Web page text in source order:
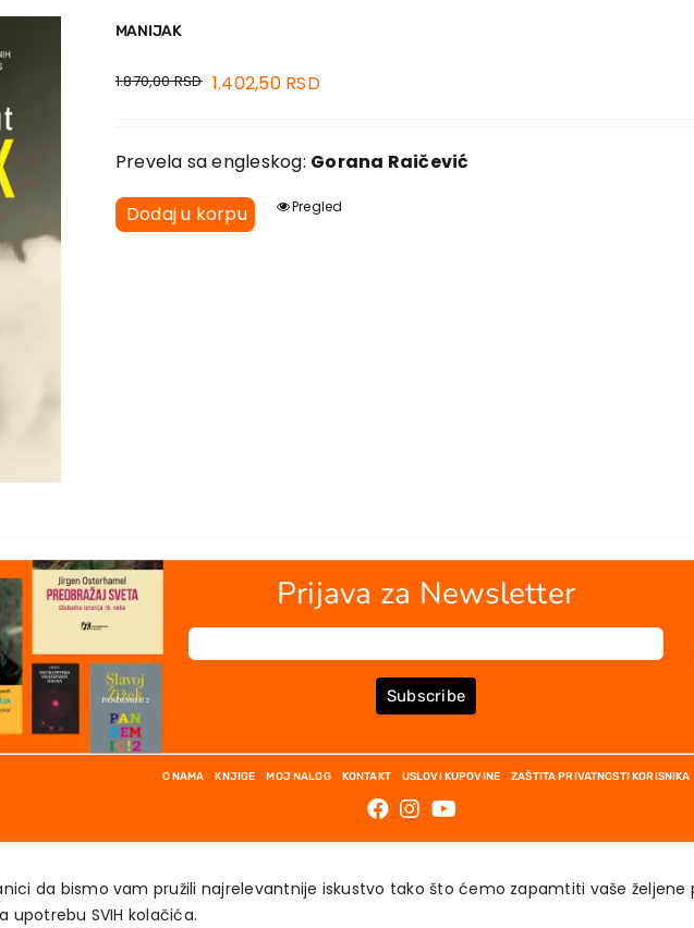
da bismo vam pružili najrelevantnije iskustvo tako što ćemo zapamtiti vaše željene
upotrebu SVIH kolačića.
MANIJAK
1.870,00RSD 1.402,50 RSD
Prevela sa engleskog: Gorana Raičević
Dodaj u korpu Pregled
Prijava za Newsletter
Subscribe
O NAMA KNJIGE MOJ NALOG KONTAKT USLOVI KUPOVINE ZAŠTITA PRIVATNOSTI KORISNIKA